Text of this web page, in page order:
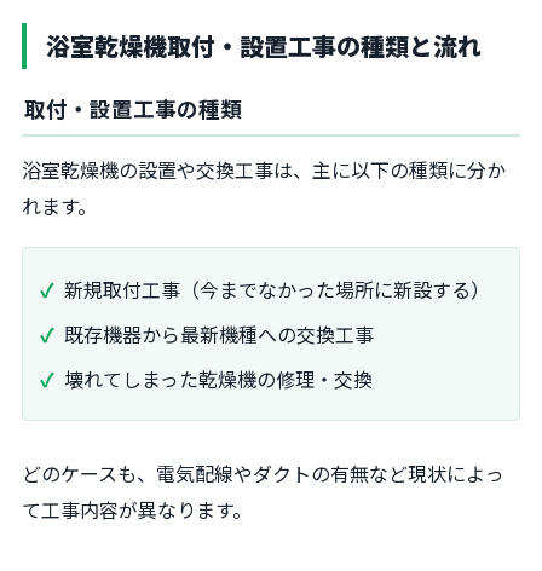
浴室乾燥機取付・設置工事の種類と流れ
取付・設置工事の種類
浴室乾燥機の設置や交換工事は、主に以下の種類に分か
れます。
新規取付工事（今までなかった場所に新設する）
既存機器から最新機種への交換工事
壊れてしまった乾燥機の修理・交換
どのケースも、電気配線やダクトの有無など現状によっ
て工事内容が異なります。